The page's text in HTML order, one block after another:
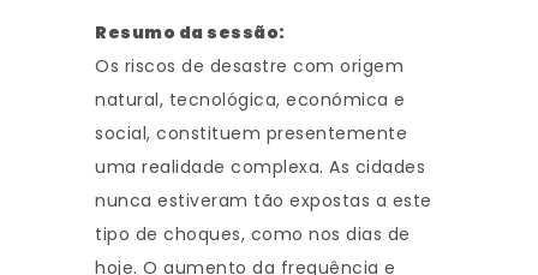
Resumo da sessão:
Os riscos de desastre com origem
natural, tecnológica, económica e
social, constituem presentemente
uma realidade complexa. As cidades
nunca estiveram tão expostas a este
tipo de choques, como nos dias de
hoje. O aumento da frequência e